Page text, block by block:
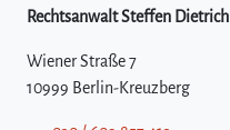
Rechtsanwalt Steffen Dietrich
Wiener Straße 7
10999 Berlin-Kreuzberg